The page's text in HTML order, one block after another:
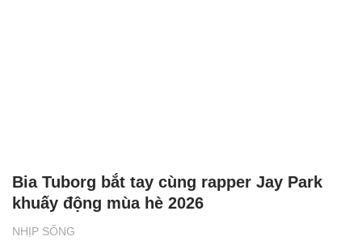
NHỊP SỐNG
Bia Tuborg bắt tay cùng rapper Jay Park
khuấy động mùa hè 2026